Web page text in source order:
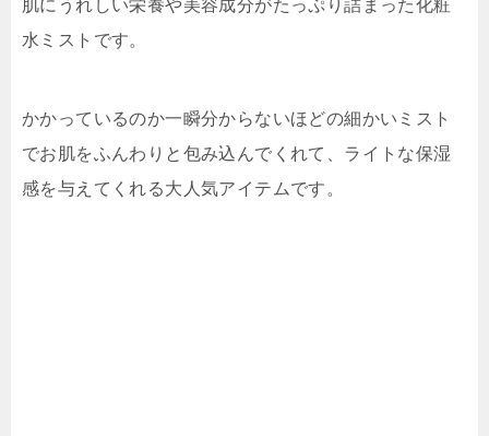
肌にうれしい栄養や美容成分がたっぷり詰まった化粧
水ミストです。
かかっているのか一瞬分からないほどの細かいミスト
でお肌をふんわりと包み込んでくれて、ライトな保湿
感を与えてくれる大人気アイテムです。